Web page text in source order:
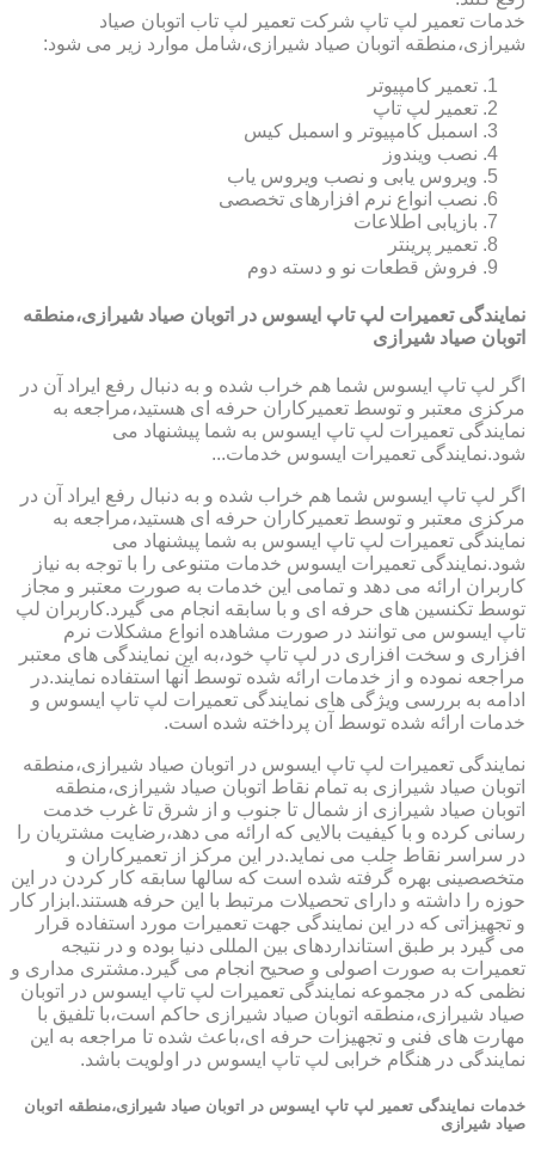
خدمات تعمیر لپ تاپ شرکت تعمیر لپ تاب اتوبان صیاد
شیرازی،منطقه اتوبان صیاد شیرازی،شامل موارد زیر می شود:
تعمیر کامپیوتر
تعمیر لپ تاپ
اسمبل کامپیوتر و اسمبل کیس
نصب ویندوز
ویروس یابی و نصب ویروس یاب
نصب انواع نرم افزارهای تخصصی
بازیابی اطلاعات
تعمیر پرینتر
فروش قطعات نو و دسته دوم
نمایندگی تعمیرات لپ تاپ ایسوس در اتوبان صیاد شیرازی،منطقه
اتوبان صیاد شیرازی
اگر لپ تاپ ایسوس شما هم خراب شده و به دنبال رفع ایراد آن در
مرکزی معتبر و توسط تعمیرکاران حرفه ای هستید،مراجعه به
نمایندگی تعمیرات لپ تاپ ایسوس به شما پیشنهاد می
شود.نمایندگی تعمیرات ایسوس خدمات...
اگر لپ تاپ ایسوس شما هم خراب شده و به دنبال رفع ایراد آن در
مرکزی معتبر و توسط تعمیرکاران حرفه ای هستید،مراجعه به
نمایندگی تعمیرات لپ تاپ ایسوس به شما پیشنهاد می
شود.نمایندگی تعمیرات ایسوس خدمات متنوعی را با توجه به نیاز
کاربران ارائه می دهد و تمامی این خدمات به صورت معتبر و مجاز
توسط تکنسین های حرفه ای و با سابقه انجام می گیرد.کاربران لپ
تاپ ایسوس می توانند در صورت مشاهده انواع مشکلات نرم
افزاری و سخت افزاری در لپ تاپ خود،به این نمایندگی های معتبر
مراجعه نموده و از خدمات ارائه شده توسط آنها استفاده نمایند.در
ادامه به بررسی ویژگی های نمایندگی تعمیرات لپ تاپ ایسوس و
خدمات ارائه شده توسط آن پرداخته شده است.
نمایندگی تعمیرات لپ تاپ ایسوس در اتوبان صیاد شیرازی،منطقه
اتوبان صیاد شیرازی به تمام نقاط اتوبان صیاد شیرازی،منطقه
اتوبان صیاد شیرازی از شمال تا جنوب و از شرق تا غرب خدمت
رسانی کرده و با کیفیت بالایی که ارائه می دهد،رضایت مشتریان را
در سراسر نقاط جلب می نماید.در این مرکز از تعمیرکاران و
متخصصینی بهره گرفته شده است که سالها سابقه کار کردن در این
حوزه را داشته و دارای تحصیلات مرتبط با این حرفه هستند.ابزار کار
و تجهیزاتی که در این نمایندگی جهت تعمیرات مورد استفاده قرار
می گیرد بر طبق استانداردهای بین المللی دنیا بوده و در نتیجه
تعمیرات به صورت اصولی و صحیح انجام می گیرد.مشتری مداری و
نظمی که در مجموعه نمایندگی تعمیرات لپ تاپ ایسوس در اتوبان
صیاد شیرازی،منطقه اتوبان صیاد شیرازی حاکم است،با تلفیق با
مهارت های فنی و تجهیزات حرفه ای،باعث شده تا مراجعه به این
نمایندگی در هنگام خرابی لپ تاپ ایسوس در اولویت باشد.
خدمات نمایندگی تعمیر لپ تاپ ایسوس در اتوبان صیاد شیرازی،منطقه اتوبان
صیاد شیرازی